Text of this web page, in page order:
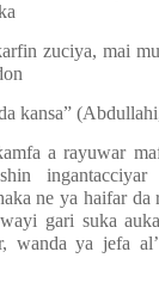
arfin zuciya, mai
kansa”
amfa a rayuwar
ingantacciyar
ne ya haifar da
gari suka
wanda ya jefa